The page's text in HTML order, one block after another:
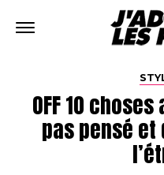
OFF 10
pas pensé